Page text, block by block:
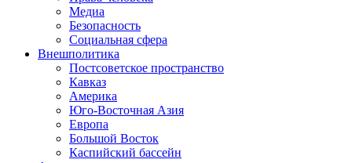
Медиа
Безопасность
Социальная сфера
Внешполитика
Постсоветское пространство
Кавказ
Америка
Юго-Восточная Азия
Европа
Большой Восток
Каспийский бассейн